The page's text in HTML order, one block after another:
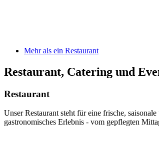
Mehr als ein Restaurant
Restaurant, Catering und
Restaurant
Unser Restaurant steht für eine frische,
gastronomisches Erlebnis - vom gepflegten